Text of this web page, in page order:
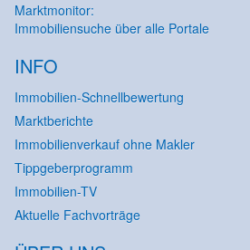
Marktmonitor:
Immobiliensuche über alle Portale
INFO
Immobilien-Schnellbewertung
Marktberichte
Immobilienverkauf ohne Makler
Tippgeberprogramm
Immobilien-TV
Aktuelle Fachvorträge